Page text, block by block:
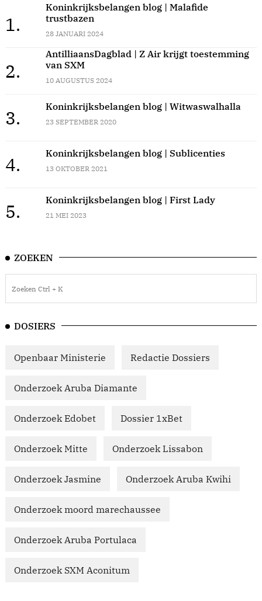
1.
Koninkrijksbelangen blog | Malafide
trustbazen
28 JANUARI 2024
2.
AntilliaansDagblad | Z Air krijgt toestemming
van SXM
10 AUGUSTUS 2024
3.
Koninkrijksbelangen blog | Witwaswalhalla
23 SEPTEMBER 2020
4.
Koninkrijksbelangen blog | Sublicenties
13 OKTOBER 2021
5.
Koninkrijksbelangen blog | First Lady
21 MEI 2023
ZOEKEN
DOSIERS
Openbaar Ministerie Redactie Dossiers
Onderzoek Aruba Diamante
Onderzoek Edobet Dossier 1xBet
Onderzoek Mitte Onderzoek Lissabon
Onderzoek Jasmine Onderzoek Aruba Kwihi
Onderzoek moord marechaussee
Onderzoek Aruba Portulaca
Onderzoek SXM Aconitum